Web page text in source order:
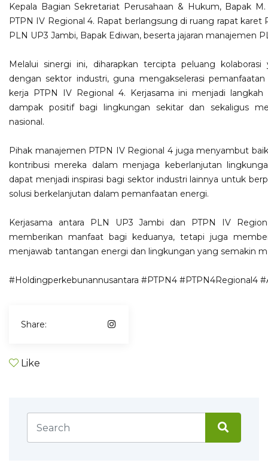
Kepala Bagian Sekretariat Perusahaan & Hukum, Bapak
PTPN IV Regional 4. Rapat berlangsung di ruang rapat karet
PLN UP3 Jambi, Bapak Ediwan, beserta jajaran manajemen
Melalui sinergi ini, diharapkan tercipta peluang
dengan sektor industri, guna mengakselerasi
kerja PTPN IV Regional 4. Kerjasama ini menjadi
dampak positif bagi lingkungan sekitar dan sekaligus
nasional.
Pihak manajemen PTPN IV Regional 4 juga menyambut
kontribusi mereka dalam menjaga keberlanjutan
dapat menjadi inspirasi bagi sektor industri lainnya untuk
solusi berkelanjutan dalam pemanfaatan energi.
Kerjasama antara PLN UP3 Jambi dan PTPN IV
memberikan manfaat bagi keduanya, tetapi juga
menjawab tantangan energi dan lingkungan yang semakin
#Holdingperkebunannusantara #PTPN4 #PTPN4Regional4
Share:
Like